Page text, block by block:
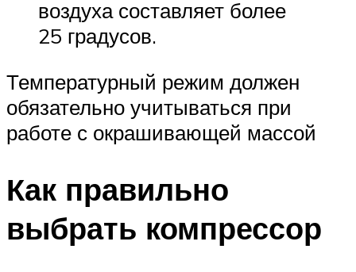
воздуха составляет более
25 градусов.
Температурный режим должен
обязательно учитываться при
работе с окрашивающей массой
Как правильно
выбрать компрессор